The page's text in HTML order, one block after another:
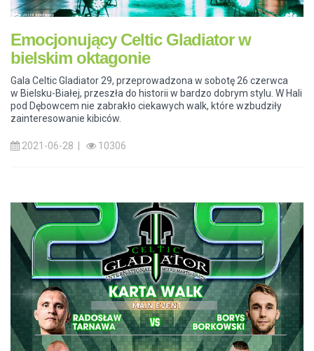
Emocjonujący Celtic Gladiator w
bielskim oktagonie
Gala Celtic Gladiator 29, przeprowadzona w sobotę 26 czerwca
w Bielsku-Białej, przeszła do historii w bardzo dobrym stylu. W Hali
pod Dębowcem nie zabrakło ciekawych walk, które wzbudziły
zainteresowanie kibiców.
2021-06-28 | 10306